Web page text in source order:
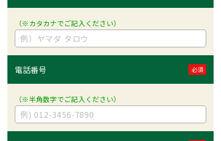
（※カタカナでご記入ください）
電話番号 必須
（※半角数字でご記入ください）